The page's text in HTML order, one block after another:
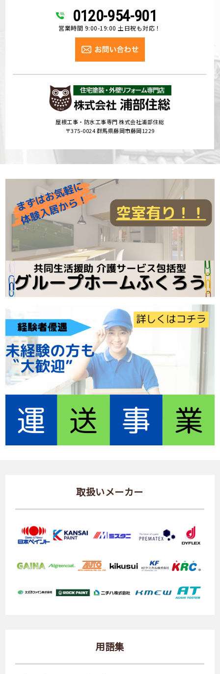
0120-954-901
営業時間 9:00-19:00 土日祝も対応！
屋根工事・防水工事専門 株式会社浦部住総
〒375-0024 群馬県藤岡市藤岡1229
取扱いメーカー
用語集